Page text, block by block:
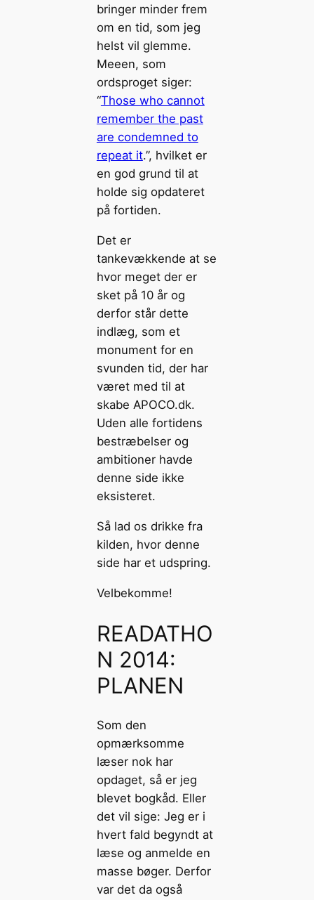
bringer minder frem
om en tid, som jeg
helst vil glemme.
Meeen, som
ordsproget siger:
“Those who cannot
remember the past
are condemned to
repeat it.”, hvilket er
en god grund til at
holde sig opdateret
på fortiden.
Det er
tankevækkende at se
hvor meget der er
sket på 10 år og
derfor står dette
indlæg, som et
monument for en
svunden tid, der har
været med til at
skabe APOCO.dk.
Uden alle fortidens
bestræbelser og
ambitioner havde
denne side ikke
eksisteret.
Så lad os drikke fra
kilden, hvor denne
side har et udspring.
Velbekomme!
READATHO
N 2014:
PLANEN
Som den
opmærksomme
læser nok har
opdaget, så er jeg
blevet bogkåd. Eller
det vil sige: Jeg er i
hvert fald begyndt at
læse og anmelde en
masse bøger. Derfor
var det da også